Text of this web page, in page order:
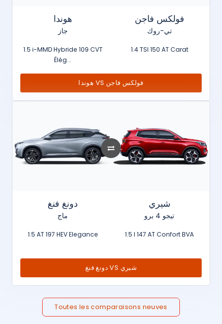
هوندا
جاز
1.5 i-MMD Hybride 109 CVT
Élég...
فولكس فاجن
تي-روك
1.4 TSI 150 AT Carat
هوندا VS فولكس فاجن
دونغ فنغ
ماج
1.5 AT 197 HEV Elegance
شيري
تيجو 4 برو
1.5 l 147 AT Confort BVA
دونغ فنغ VS شيري
Toutes les comparaisons neuves